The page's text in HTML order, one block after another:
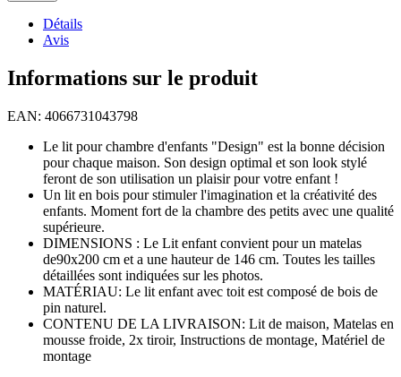
Détails
Avis
Informations sur le produit
EAN: 4066731043798
Le lit pour chambre d'enfants "Design" est la bonne décision
pour chaque maison. Son design optimal et son look stylé
feront de son utilisation un plaisir pour votre enfant !
Un lit en bois pour stimuler l'imagination et la créativité des
enfants. Moment fort de la chambre des petits avec une qualité
supérieure.
DIMENSIONS : Le Lit enfant convient pour un matelas
de90x200 cm et a une hauteur de 146 cm. Toutes les tailles
détaillées sont indiquées sur les photos.
MATÉRIAU: Le lit enfant avec toit est composé de bois de
pin naturel.
CONTENU DE LA LIVRAISON: Lit de maison, Matelas en
mousse froide, 2x tiroir, Instructions de montage, Matériel de
montage